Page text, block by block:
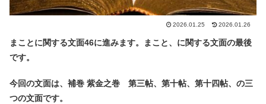
2026.01.25 2026.01.26
まことに関する文面46に進みます。まこと、に関する文面の最後
です。
今回の文面は、補巻 紫金之巻 第三帖、第十帖、第十四帖、の三
つの文面です。